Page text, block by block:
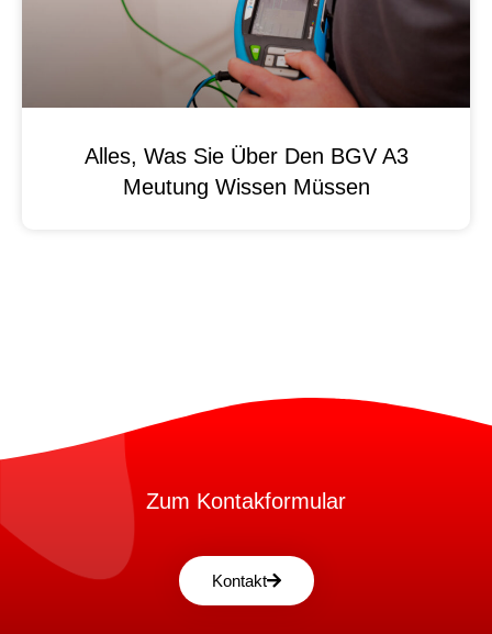
Alles, Was Sie Über Den BGV A3
Meutung Wissen Müssen
Zum Kontakformular
Kontakt